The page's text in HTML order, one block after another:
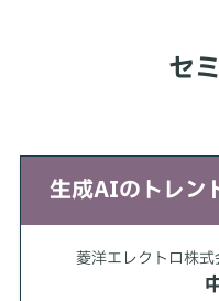
セ
生成AIのトレン
菱洋エレクトロ株